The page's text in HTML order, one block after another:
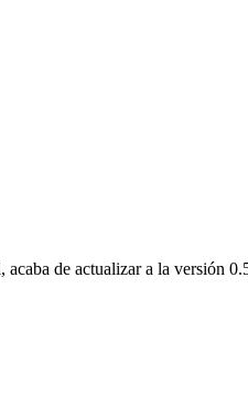
acaba de actualizar a la versión